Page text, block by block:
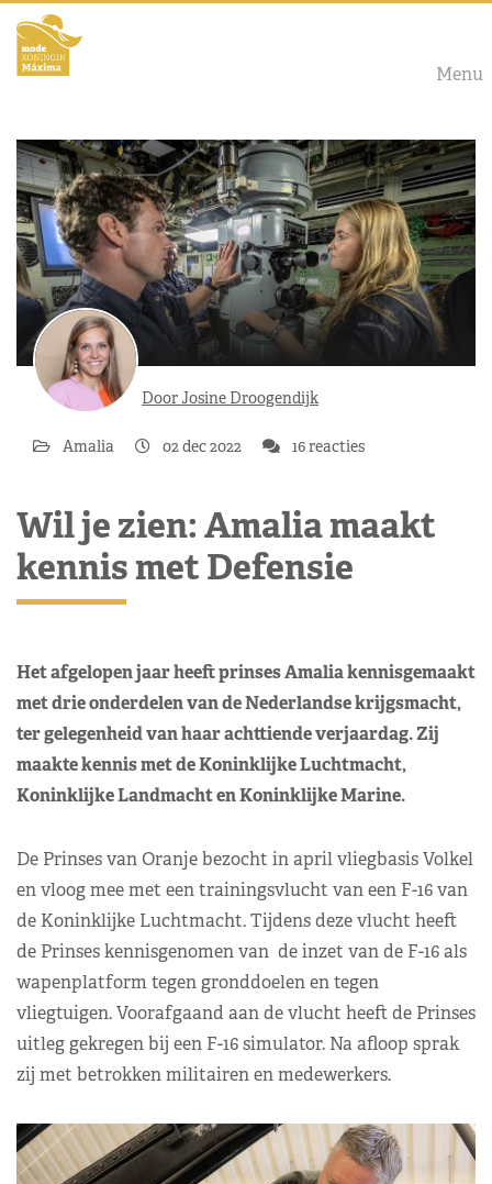
Menu
Door Josine Droogendijk
Amalia 02 dec 2022 16 reacties
Wil je zien: Amalia maakt
kennis met Defensie
Het afgelopen jaar heeft prinses Amalia kennisgemaakt
met drie onderdelen van de Nederlandse krijgsmacht,
ter gelegenheid van haar achttiende verjaardag. Zij
maakte kennis met de Koninklijke Luchtmacht,
Koninklijke Landmacht en Koninklijke Marine.
De Prinses van Oranje bezocht in april vliegbasis Volkel
en vloog mee met een trainingsvlucht van een F-16 van
de Koninklijke Luchtmacht. Tijdens deze vlucht heeft
de Prinses kennisgenomen van de inzet van de F-16 als
wapenplatform tegen gronddoelen en tegen
vliegtuigen. Voorafgaand aan de vlucht heeft de Prinses
uitleg gekregen bij een F-16 simulator. Na afloop sprak
zij met betrokken militairen en medewerkers.